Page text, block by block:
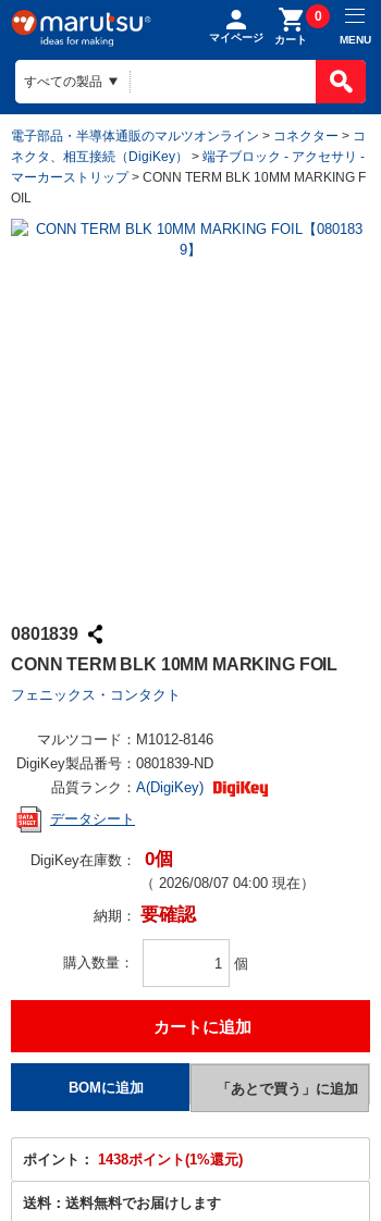
マイページ カート
0
MENU
電子部品・半導体通販のマルツオンライン > コネクター > コ
ネクタ、相互接続（DigiKey）
> 端子ブロック - アクセサリ -
マーカーストリップ> CONN TERM BLK 10MM MARKING F
OIL
0801839
CONN TERM BLK 10MM MARKING FOIL
フェニックス・コンタクト
マルツコード： M1012-8146
DigiKey製品番号： 0801839-ND
品質ランク： A(DigiKey)
データシート
DigiKey在庫数： 0個
（ 2026/08/07 04:00 現在）
納期： 要確認
購入数量 個
ポイント： 1438ポイント(1%還元)
送料： 送料無料でお届けします